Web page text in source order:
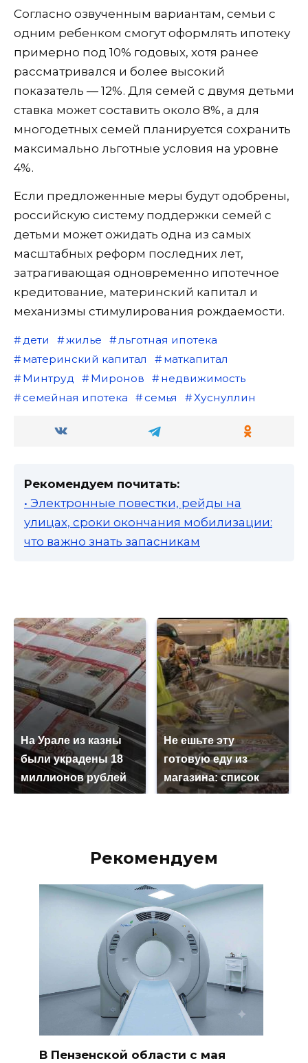
Согласно озвученным вариантам, семьи с
одним ребенком смогут оформлять ипотеку
примерно под 10% годовых, хотя ранее
рассматривался и более высокий
показатель — 12%. Для семей с двумя детьми
ставка может составить около 8%, а для
многодетных семей планируется сохранить
максимально льготные условия на уровне
4%.
Если предложенные меры будут одобрены,
российскую систему поддержки семей с
детьми может ожидать одна из самых
масштабных реформ последних лет,
затрагивающая одновременно ипотечное
кредитование, материнский капитал и
механизмы стимулирования рождаемости.
дети жилье
льготная ипотека
материнский капитал
маткапитал
Минтруд
Миронов
недвижимость
семейная ипотека
семья Хуснуллин
Рекомендуем почитать:
• Электронные повестки, рейды на
улицах, сроки окончания мобилизации:
что важно знать запасникам
На Урале из казны
были украдены 18
миллионов рублей
Не ешьте эту
готовую еду из
магазина: список
Рекомендуем
В Пензенской области с мая